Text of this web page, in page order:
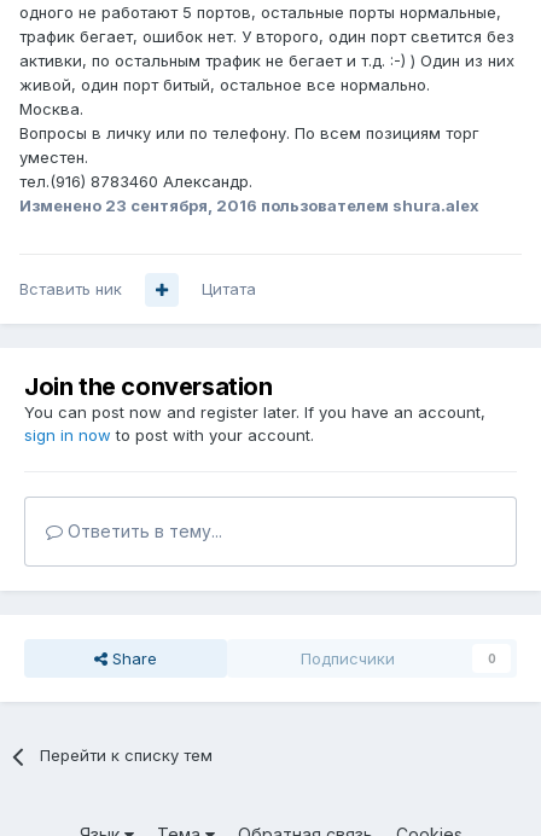
одного не работают 5 портов, остальные порты нормальные,
трафик бегает, ошибок нет. У второго, один порт светится без
активки, по остальным трафик не бегает и т.д. :-) ) Один из них
живой, один порт битый, остальное все нормально.
Москва.
Вопросы в личку или по телефону. По всем позициям торг
уместен.
тел.(916) 8783460 Александр.
Изменено 23 сентября, 2016 пользователем shura.alex
Вставить ник Цитата
Join the conversation
You can post now and register later. If you have an account,
sign in now to post with your account.
Ответить в тему...
Share Подписчики 0
Перейти к списку тем